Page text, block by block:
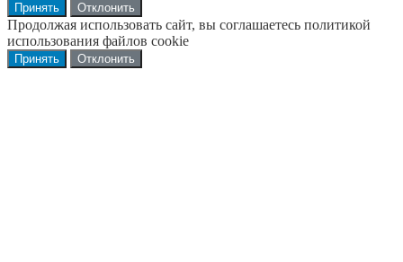
Принять Отклонить
Продолжая использовать сайт, вы соглашаетесь политикой
использования файлов cookie
Принять Отклонить